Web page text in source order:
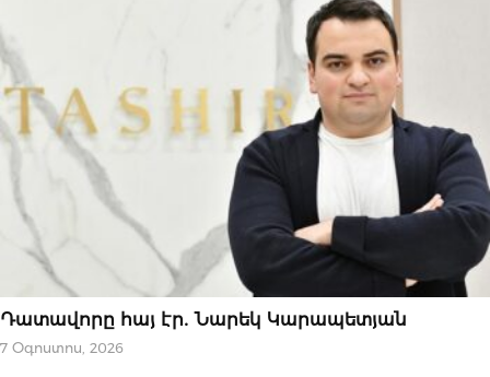
ՆՈՐՈՒԹՅՈՒՆՆԵՐ
Դատավորը հայ էր․ Նարեկ Կարապետյան
7 Օգոստոս, 2026